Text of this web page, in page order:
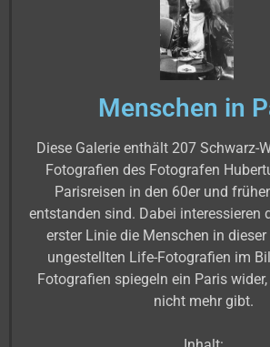
Menschen in
Diese Galerie enthält 207 Schwarz-
Fotografien des Fotografen
Parisreisen in den 60er und
entstanden sind. Dabei interessieren
erster Linie die Menschen in
ungestellten Life-Fotografien im
Fotografien spiegeln ein Paris
nicht mehr gibt.